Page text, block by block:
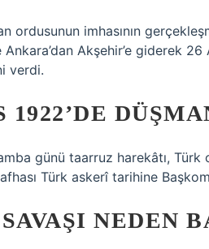
ordusunun imhasının
Akşehir’e giderek
verdi.
1922’DE
günü taarruz harekâtı, Türk
Türk askerî tarihine
NEDEN